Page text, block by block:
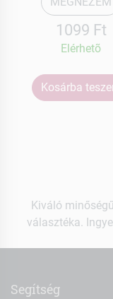
1099 Ft
Elérhetõ
Kosárba
Kiváló
választéka.
Segítség